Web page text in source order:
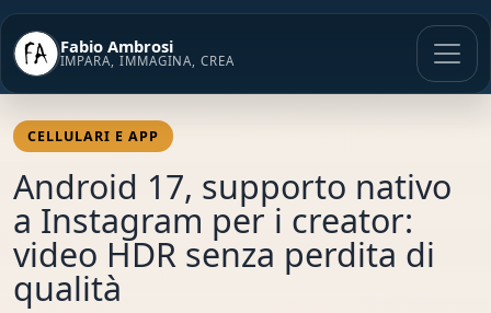
Vai
contenuto
Fabio Ambrosi
IMPARA, IMMAGINA, CREA
CELLULARI E APP
Android 17, supporto nativo
a Instagram per i creator:
video HDR senza perdita di
qualità